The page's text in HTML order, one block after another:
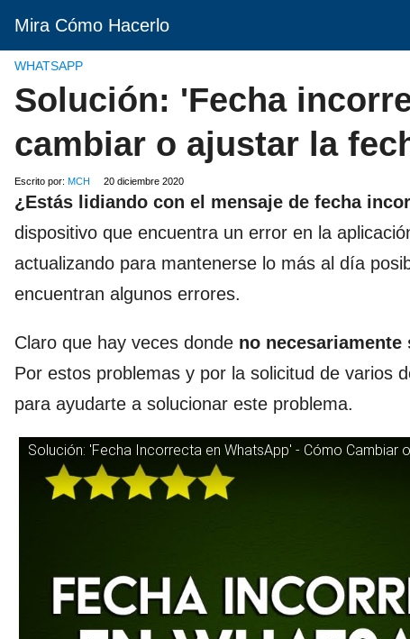
Mira Cómo Hacerlo
WHATSAPP
Solución: 'Fecha
cambiar o ajustar la
Escrito por: MCH 20 diciembre 2020
¿Estás lidiando con el mensaje de fecha
dispositivo que encuentra un error en la
actualizando para mantenerse lo más al día
encuentran algunos errores.
Claro que hay veces donde no necesariamente
Por estos problemas y por la solicitud de varios
para ayudarte a solucionar este problema.
Solución: 'Fecha Incorrecta en WhatsApp' - Cómo Cambiar